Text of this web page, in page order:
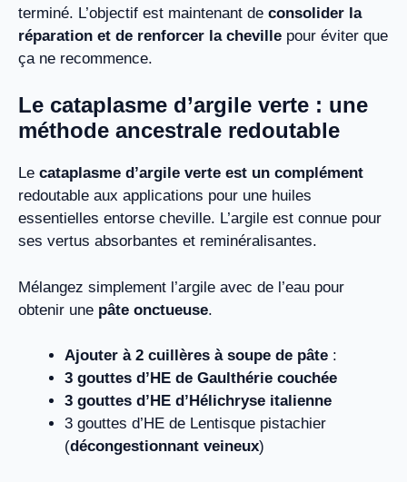
terminé. L’objectif est maintenant de consolider la
réparation et de renforcer la cheville pour éviter que
ça ne recommence.
Le cataplasme d’argile verte : une
méthode ancestrale redoutable
Le cataplasme d’argile verte est un complément
redoutable aux applications pour une huiles
essentielles entorse cheville. L’argile est connue pour
ses vertus absorbantes et reminéralisantes.
Mélangez simplement l’argile avec de l’eau pour
obtenir une pâte onctueuse.
Ajouter à 2 cuillères à soupe de pâte :
3 gouttes d’HE de Gaulthérie couchée
3 gouttes d’HE d’Hélichryse italienne
3 gouttes d’HE de Lentisque pistachier
(décongestionnant veineux)